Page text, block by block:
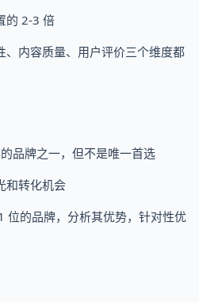
的 2-3 倍
、内容质量、用户评价三个维度都
品牌之一，但不是唯一首选
和转化机会
位的品牌，分析其优势，针对性优